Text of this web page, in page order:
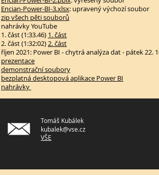
Encian-Power-BI-3.xlsx: upravený výchozí soubor
zip všech pěti souborů
nahrávky YouTube
1. část (1:33.46) 1. část
2. část (1:32:02)2. část
říjen 2021: Power BI - chytrá analýza dat - pátek 22.
prezentace
demonstrační soubory
bezplatná desktopová aplikace Power BI
nahrávky
Tomáš Kubálek
kubalek@vse.cz
VŠE